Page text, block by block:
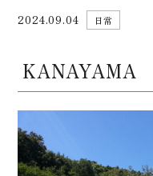
2024.09.04 日常
KANAYAMA